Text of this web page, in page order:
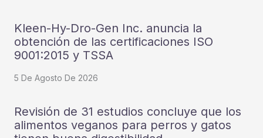
Kleen-Hy-Dro-Gen Inc. anuncia la
obtención de las certificaciones ISO
9001:2015 y TSSA
5 De Agosto De 2026
Revisión de 31 estudios concluye que los
alimentos veganos para perros y gatos